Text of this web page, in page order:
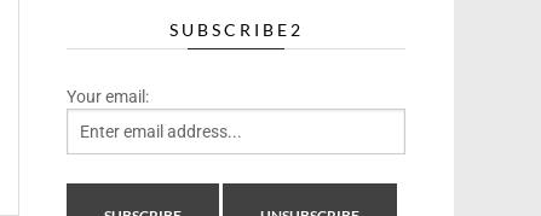
SUBSCRIBE2
Your email: